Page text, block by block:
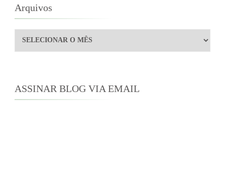
Arquivos
Arquivos
ASSINAR BLOG VIA EMAIL